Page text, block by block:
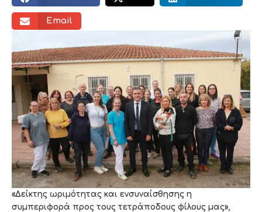
Email
«Δείκτης ωριμότητας και ενσυναίσθησης η
συμπεριφορά προς τους τετράποδους φίλους μας»,